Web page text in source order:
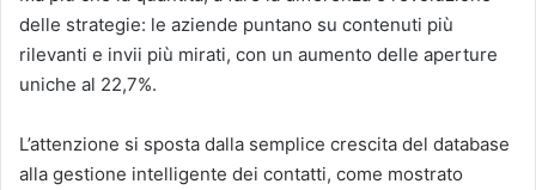
delle strategie: le aziende puntano su contenuti più
rilevanti e invii più mirati, con un aumento delle aperture
uniche al 22,7%.
L’attenzione si sposta dalla semplice crescita del database
alla gestione intelligente dei contatti, come mostrato